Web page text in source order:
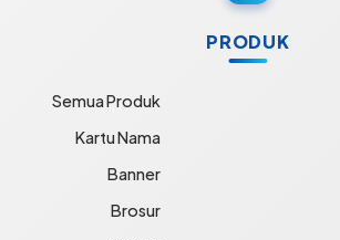
PRODUK
Semua Produk
Kartu Nama
Banner
Brosur